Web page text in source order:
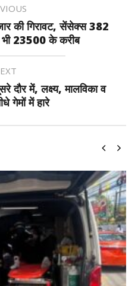
की गिरावट, सेंसेक्स 382
23500 के करीब
दौर में, लक्ष्य, मालविका व
गेमों में हारे